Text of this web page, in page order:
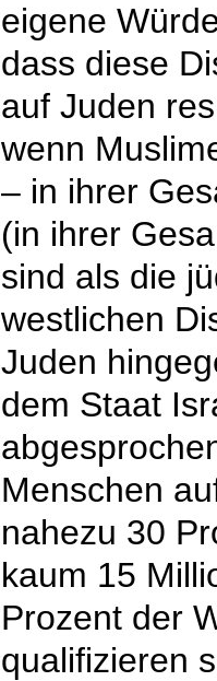
eigene
dass diese
auf Juden
wenn
– in ihrer
(in ihrer
sind als die
westlichen
Juden
dem Staat
Menschen
nahezu 30
kaum 15
Prozent der
qualifizieren